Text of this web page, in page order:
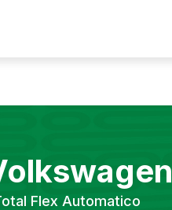
Flex Automatico